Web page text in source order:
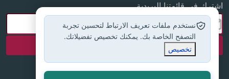
بحلقات الدعوة والإصلاح السابقة
﴿وَمُصَدِّقࣰا لِّمَا بَیۡنَ یَدَیَّ مِنَ ٱلتَّوۡرَىٰةِ﴾
فدعوة
الأنبياء واحدة، ومصدرهم واحد، وهكذا
اشترك في قائمتنا البريدية
نستخدم ملفات تعريف الارتباط لتحسين تجربة
التصفح الخاصة بك. يمكنك تخصيص تفضيلاتك.
تخصيص